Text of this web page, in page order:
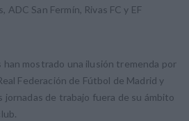
ADC San Fermín, Rivas FC y EF
mostrado una ilusión tremenda por
Federación de Fútbol de Madrid y
jornadas de trabajo fuera de su ámbito